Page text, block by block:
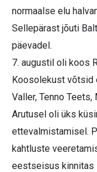
normaalse elu
Sellepärast jõuti
päevadel.
7. augustil oli koos
Koosolekust võtsid
Valler, Tenno
Arutusel oli üks
ettevalmistamisel.
kahtluste
eestseisus kinnitas